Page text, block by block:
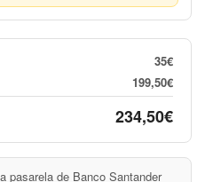
35€
199,50€
234,50€
pasarela de Banco Santander